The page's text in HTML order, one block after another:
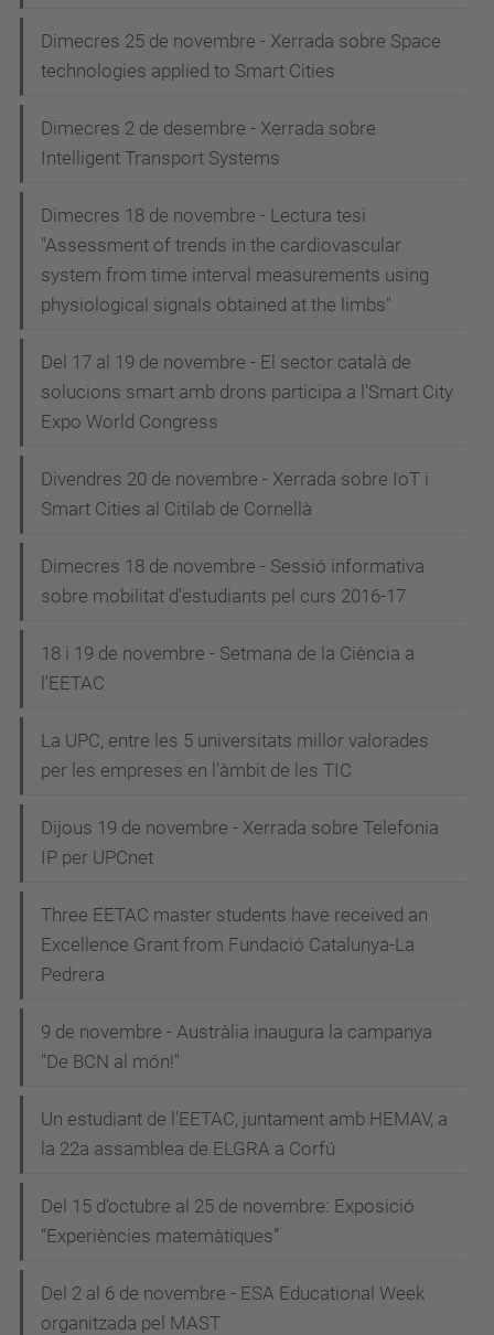
Dimecres 25 de novembre - Xerrada sobre Space
technologies applied to Smart Cities
Dimecres 2 de desembre - Xerrada sobre
Intelligent Transport Systems
Dimecres 18 de novembre - Lectura tesi
"Assessment of trends in the cardiovascular
system from time interval measurements using
physiological signals obtained at the limbs"
Del 17 al 19 de novembre - El sector català de
solucions smart amb drons participa a l'Smart City
Expo World Congress
Divendres 20 de novembre - Xerrada sobre IoT i
Smart Cities al Citilab de Cornellà
Dimecres 18 de novembre - Sessió informativa
sobre mobilitat d'estudiants pel curs 2016-17
18 i 19 de novembre - Setmana de la Ciència a
l'EETAC
La UPC, entre les 5 universitats millor valorades
per les empreses en l'àmbit de les TIC
Dijous 19 de novembre - Xerrada sobre Telefonia
IP per UPCnet
Three EETAC master students have received an
Excellence Grant from Fundació Catalunya-La
Pedrera
9 de novembre - Austràlia inaugura la campanya
"De BCN al món!"
Un estudiant de l'EETAC, juntament amb HEMAV, a
la 22a assamblea de ELGRA a Corfú
Del 15 d'octubre al 25 de novembre: Exposició
“Experiències matemàtiques”
Del 2 al 6 de novembre - ESA Educational Week
organitzada pel MAST